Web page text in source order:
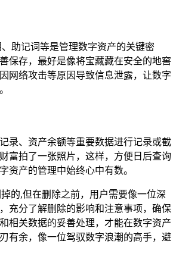
助记词等是管理数字资产的关键密
保存，最好是像将宝藏藏在安全的地窖
网络攻击等原因导致信息泄露，让数字
录、资产余额等重要数据进行记录或截
富拍了一张照片，这样，方便日后查询
资产的管理中始终心中有数。
的,但在删除之前，用户需要像一位深
充分了解删除的影响和注意事项，确保
和相关数据的妥善处理，才能在数字资产
有余，像一位驾驭数字浪潮的高手，避